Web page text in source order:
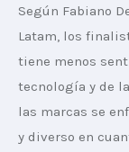
Según Fabiano
Latam, los
tiene menos
tecnología y de
las marcas se
y diverso en